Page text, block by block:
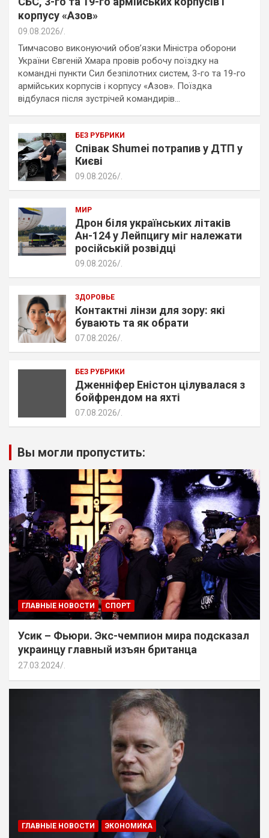
корпусу «Азов»
09.08.2026
Тимчасово виконуючий обов’язки Міністра оборони
України Євгеній Хмара провів робочу поїздку на
командні пункти Сил безпілотних систем, 3-го та 19-го
армійських корпусів і корпусу «Азов». Поїздка
відбулася після зустрічей командирів…
БЕЗ РУБРИКИ
Співак Shumei потрапив у ДТП у
Києві
09.08.2026
МИР
Дрон біля українських літаків
Ан-124 у Лейпцигу міг належати
російській розвідці
09.08.2026
ЗДОРОВЬЕ
Контактні лінзи для зору: які
бувають та як обрати
07.08.2026
БЕЗ РУБРИКИ
Дженніфер Еністон цілувалася з
бойфрендом на яхті
07.08.2026
Вы могли пропустить:
ГЛАВНЫЕ НОВОСТИ СПОРТ
Усик – Фьюри. Экс-чемпион мира подсказал
украинцу главный изъян британца
27.03.2024 .
ГЛАВНЫЕ НОВОСТИ ЭКОНОМИКА